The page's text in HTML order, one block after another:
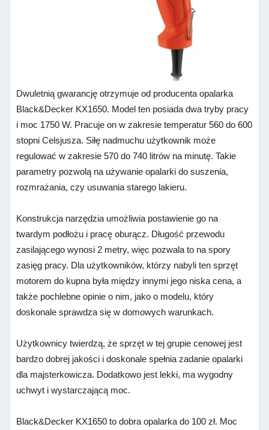
Dwuletnią gwarancję otrzymuje od producenta opalarka
Black&Decker KX1650. Model ten posiada dwa tryby pracy
i moc 1750 W. Pracuje on w zakresie temperatur 560 do 600
stopni Celsjusza. Siłę nadmuchu użytkownik może
regulować w zakresie 570 do 740 litrów na minutę. Takie
parametry pozwolą na używanie opalarki do suszenia,
rozmrażania, czy usuwania starego lakieru.
Konstrukcja narzędzia umożliwia postawienie go na
twardym podłożu i pracę oburącz. Długość przewodu
zasilającego wynosi 2 metry, więc pozwala to na spory
zasięg pracy. Dla użytkowników, którzy nabyli ten sprzęt
motorem do kupna była między innymi jego niska cena, a
także pochlebne opinie o nim, jako o modelu, który
doskonale sprawdza się w domowych warunkach.
Użytkownicy twierdzą, że sprzęt w tej grupie cenowej jest
bardzo dobrej jakości i doskonale spełnia zadanie opalarki
dla majsterkowicza. Dodatkowo jest lekki, ma wygodny
uchwyt i wystarczającą moc.
Black&Decker KX1650 to dobra opalarka do 100 zł. Moc